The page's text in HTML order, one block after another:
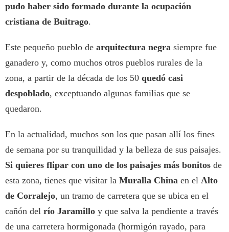
pudo haber sido formado durante la ocupación
cristiana de Buitrago.
Este pequeño pueblo de arquitectura negra siempre fue
ganadero y, como muchos otros pueblos rurales de la
zona, a partir de la década de los 50 quedó casi
despoblado, exceptuando algunas familias que se
quedaron.
En la actualidad, muchos son los que pasan allí los fines
de semana por su tranquilidad y la belleza de sus paisajes.
Si quieres flipar con uno de los paisajes más bonitos de
esta zona, tienes que visitar la Muralla China en el Alto
de Corralejo, un tramo de carretera que se ubica en el
cañón del río Jaramillo y que salva la pendiente a través
de una carretera hormigonada (hormigón rayado, para